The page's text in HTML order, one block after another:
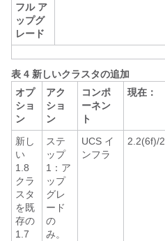
フル ア
ップグ
レード
表 4 新しいクラスタの追加
オプ
ショ
ン
アク
ショ
ン
コンポ
ーネン
ト
現在：
新し
い
1.8
クラ
スタ
を既
存の
1.7
ステ
ップ
1：ア
ップ
グレ
ード
の
み。
UCS イ
ンフラ
2.2(6f)/